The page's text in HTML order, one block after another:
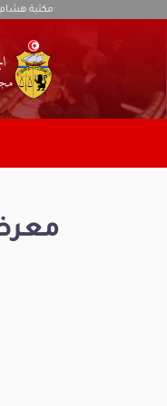
مكتبة